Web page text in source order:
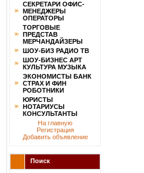
СЕКРЕТАРИ ОФИС-
МЕНЕДЖЕРЫ
ОПЕРАТОРЫ
ТОРГОВЫЕ
ПРЕДСТАВ
МЕРЧАНДАЙЗЕРЫ
ШОУ-БИЗ РАДИО ТВ
ШОУ-БИЗНЕС АРТ
КУЛЬТУРА МУЗЫКА
ЭКОНОМИСТЫ БАНК
СТРАХ И ФИН
РОБОТНИКИ
ЮРИСТЫ
НОТАРИУСЫ
КОНСУЛЬТАНТЫ
На главную
Регистрация
Добавить объявление
Поиск